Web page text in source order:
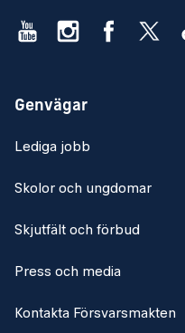
Genvägar
Lediga jobb
Skolor och ungdomar
Skjutfält och förbud
Press och media
Kontakta Försvarsmakten